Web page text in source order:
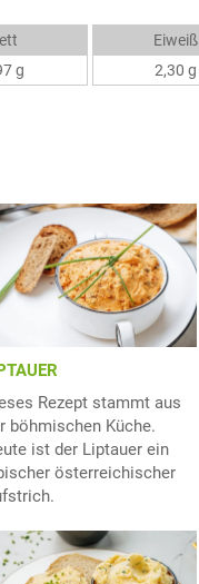
g
Eiweiß
2,30 g
Rezept stammt aus
böhmischen Küche.
ist der Liptauer ein
österreichischer